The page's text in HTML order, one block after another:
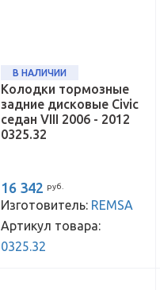
В НАЛИЧИИ
Колодки тормозные
задние дисковые Civic
седан VIII 2006 - 2012
0325.32
16 342 руб.
Изготовитель: REMSA
Артикул товара:
0325.32